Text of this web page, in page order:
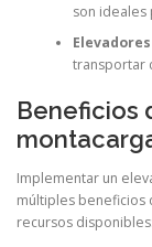
son ideales
transportar
Beneficios
Implementar un
múltiples beneficios
recursos disponibles: